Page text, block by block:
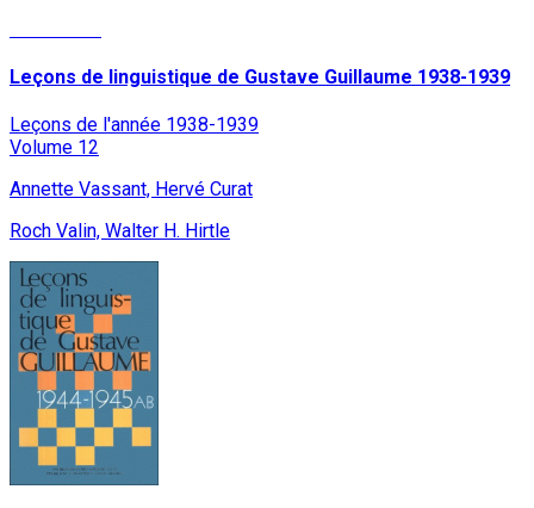
Leçons de linguistique de Gustave Guillaume 1938-1939
Leçons de l'année 1938-1939
Volume 12
Annette Vassant, Hervé Curat
Roch Valin, Walter H. Hirtle